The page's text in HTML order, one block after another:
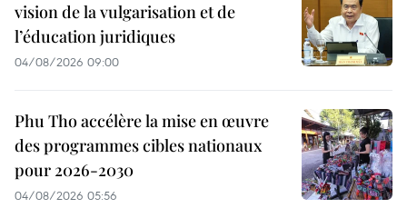
vision de la vulgarisation et de
l’éducation juridiques
04/08/2026 09:00
Phu Tho accélère la mise en œuvre
des programmes cibles nationaux
pour 2026-2030
04/08/2026 05:56